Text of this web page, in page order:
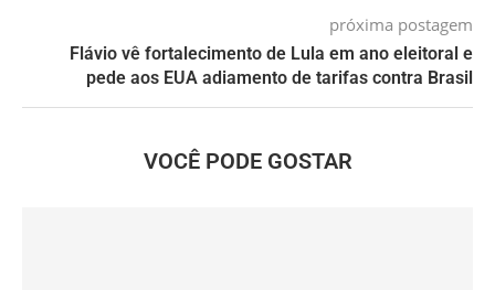
próxima postagem
Flávio vê fortalecimento de Lula em ano eleitoral e
pede aos EUA adiamento de tarifas contra Brasil
VOCÊ PODE GOSTAR